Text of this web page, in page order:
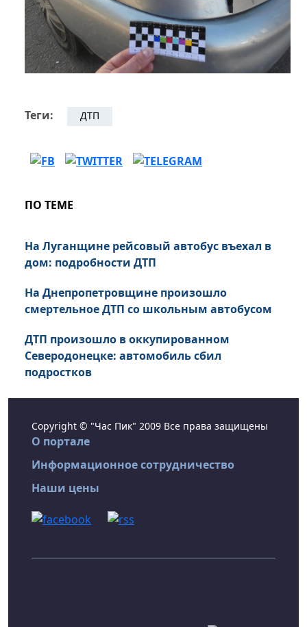
Теги: ДТП
ПО ТЕМЕ
На Луганщине рейсовый автобус въехал в
дом: подробности ДТП
На Днепропетровщине произошло
смертельное ДТП со школьным автобусом
ДТП произошло в оккупированном
Северодонецке: автомобиль сбил
подростков
Copyright © "Час Пик" 2009 Все права защищены
О портале
Информационное сотрудничество
Наши цены